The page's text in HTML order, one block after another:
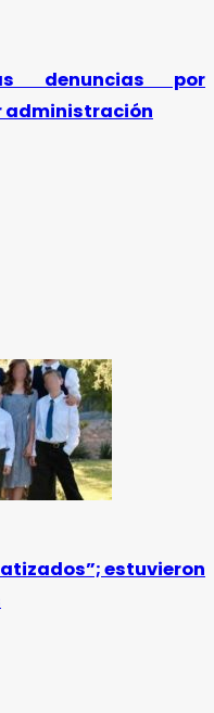
denuncias por
administración
estuvieron